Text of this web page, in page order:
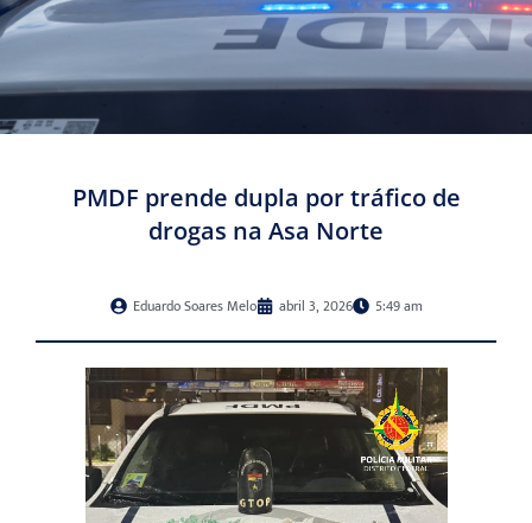
PMDF prende dupla por tráfico de
drogas na Asa Norte
Eduardo Soares Melo abril 3, 2026 5:49 am